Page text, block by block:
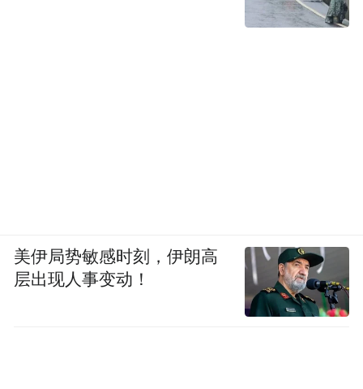
美伊局势敏感时刻，伊朗高
层出现人事变动！